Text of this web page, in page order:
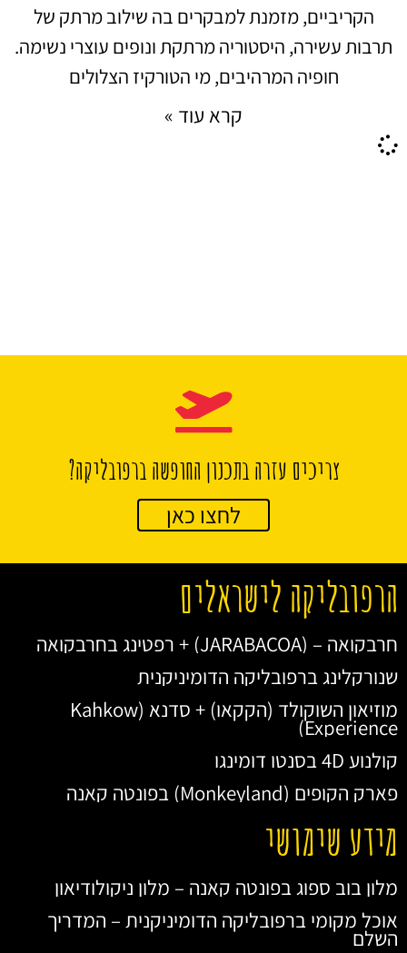
הקריביים, מזמנת למבקרים בה שילוב מרתק של
תרבות עשירה, היסטוריה מרתקת ונופים עוצרי נשימה.
חופיה המרהיבים, מי הטורקיז הצלולים
קרא עוד »
צריכים עזרה בתכנון החופשה ברפובליקה?
לחצו כאן
הרפובליקה לישראלים
חרבקואה – (JARABACOA) + רפטינג בחרבקואה
שנורקלינג ברפובליקה הדומיניקנית
מוזיאון השוקולד (הקקאו) + סדנא (Kahkow
Experience)
קולנוע 4D בסנטו דומינגו
פארק הקופים (Monkeyland) בפונטה קאנה
מידע שימושי
מלון בוב ספוג בפונטה קאנה – מלון ניקולודיאון
אוכל מקומי ברפובליקה הדומיניקנית – המדריך
השלם